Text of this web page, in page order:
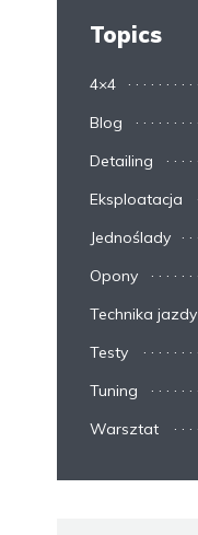
Topics
4×4
Blog
Detailing
Eksploatacja
Jednoślady
Opony
Technika jazdy
Testy
Tuning
Warsztat